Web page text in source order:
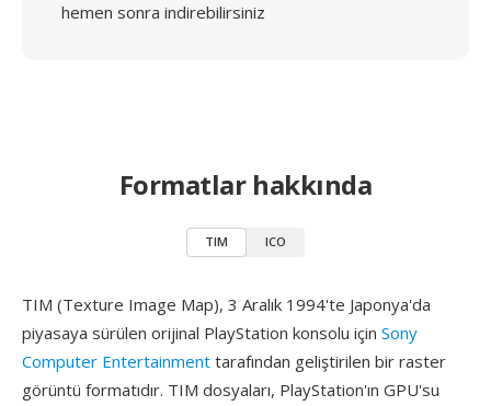
hemen sonra indirebilirsiniz
Formatlar hakkında
TIM ICO
TIM (Texture Image Map), 3 Aralık 1994'te Japonya'da
piyasaya sürülen orijinal PlayStation konsolu için Sony
Computer Entertainment tarafından geliştirilen bir raster
görüntü formatıdır. TIM dosyaları, PlayStation'ın GPU'su